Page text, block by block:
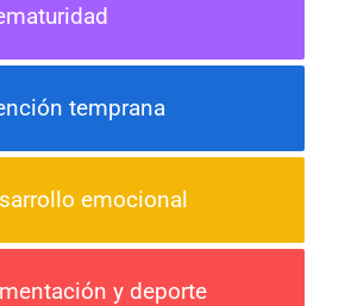
temprana
emocional
y deporte